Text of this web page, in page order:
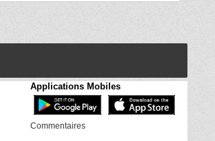
Applications Mobiles
Commentaires